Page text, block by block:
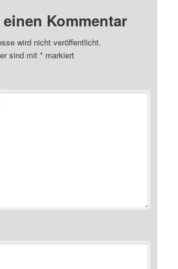
Kommentar
wird nicht veröffentlicht.
sind mit* markiert